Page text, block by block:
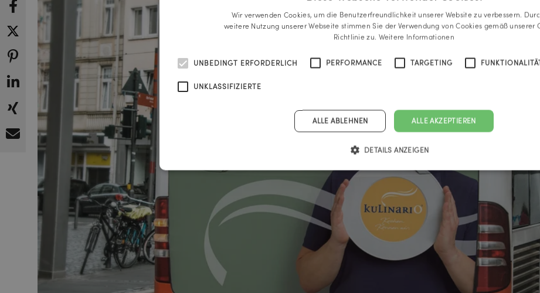
Wir verwenden Cookies, um die Benutzerfreundlichkeit unserer Website zu verbessern.
weitere Nutzung unserer Webseite stimmen Sie der Verwendung von Cookies gemäß unserer
Richtlinie zu. Weitere Informationen
UNBEDINGT ERFORDERLICH PERFORMANCE TARGETING
UNKLASSIFIZIERTE
ALLE AKZEPTIEREN
ALLE ABLEHNEN
DETAILS ANZEIGEN